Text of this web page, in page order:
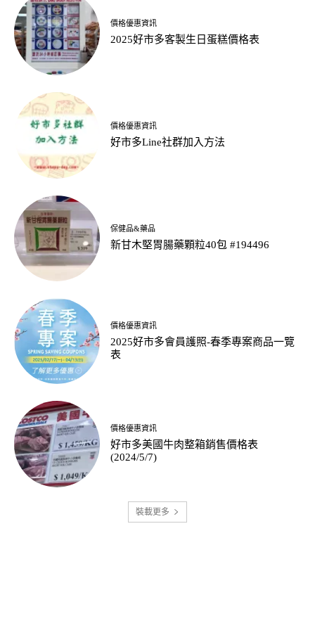
價格優惠資訊
2025好市多客製生日蛋糕價格表
價格優惠資訊
好市多Line社群加入方法
保健品&藥品
新甘木堅胃腸藥顆粒40包 #194496
價格優惠資訊
2025好市多會員護照-春季專案商品一覽
表
價格優惠資訊
好市多美國牛肉整箱銷售價格表
(2024/5/7)
裝載更多